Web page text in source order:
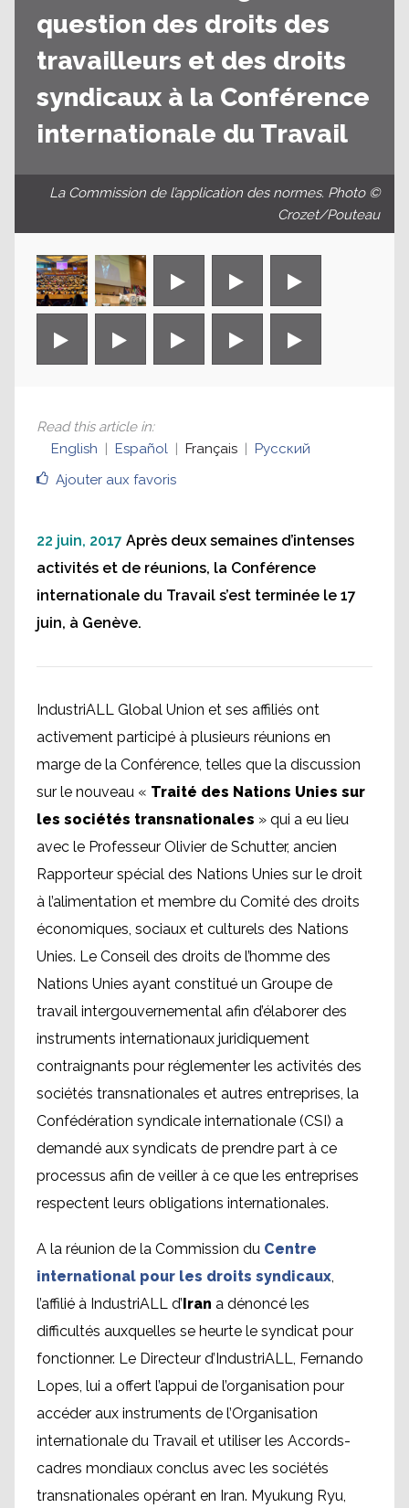
question des droits des
travailleurs et des droits
syndicaux à la Conférence
internationale du Travail
La Commission de l’application des normes. Photo ©
Crozet/Pouteau
Ajouter aux favoris
Read this article in:
English
Español Français Русский
22 juin, 2017 Après deux semaines d’intenses
activités et de réunions, la Conférence
internationale du Travail s’est terminée le 17
juin, à Genève.
IndustriALL Global Union et ses affiliés ont
activement participé à plusieurs réunions en
marge de la Conférence, telles que la discussion
sur le nouveau « Traité des Nations Unies sur
les sociétés transnationales » qui a eu lieu
avec le Professeur Olivier de Schutter, ancien
Rapporteur spécial des Nations Unies sur le droit
à l’alimentation et membre du Comité des droits
économiques, sociaux et culturels des Nations
Unies. Le Conseil des droits de l’homme des
Nations Unies ayant constitué un Groupe de
travail intergouvernemental afin d’élaborer des
instruments internationaux juridiquement
contraignants pour réglementer les activités des
sociétés transnationales et autres entreprises, la
Confédération syndicale internationale (CSI) a
demandé aux syndicats de prendre part à ce
processus afin de veiller à ce que les entreprises
respectent leurs obligations internationales.
A la réunion de la Commission du Centre
international pour les droits syndicaux,
l’affilié à IndustriALL d’ Iran a dénoncé les
difficultés auxquelles se heurte le syndicat pour
fonctionner. Le Directeur d’IndustriALL, Fernando
Lopes, lui a offert l’appui de l’organisation pour
accéder aux instruments de l’Organisation
internationale du Travail et utiliser les Accords-
cadres mondiaux conclus avec les sociétés
transnationales opérant en Iran. Myukung Ryu,